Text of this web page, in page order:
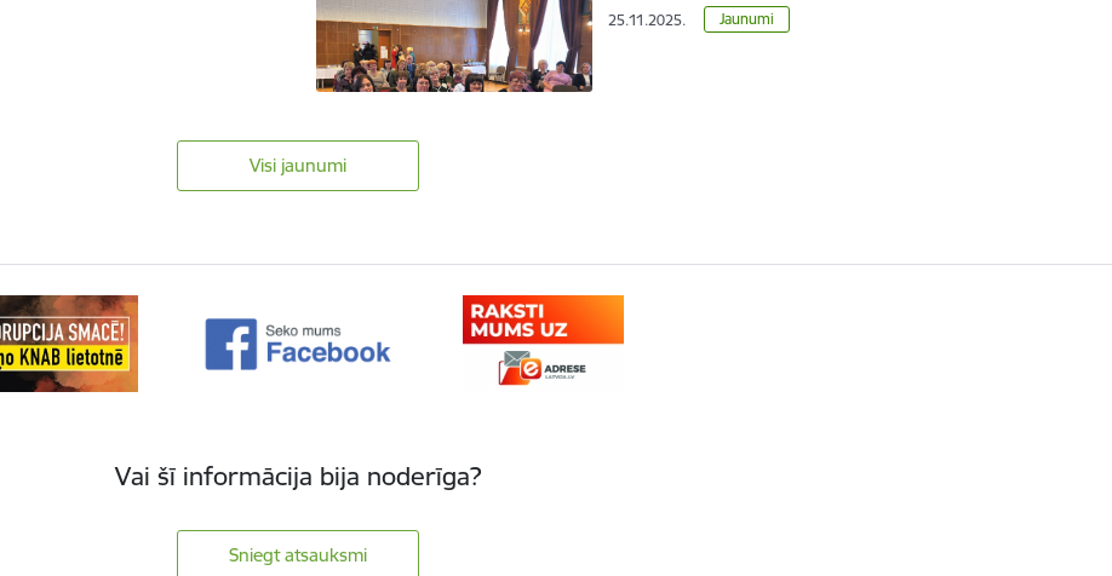
25.11.2025. Jaunumi
Visi jaunumi
Vai šī informācija bija noderīga?
Sniegt atsauksmi